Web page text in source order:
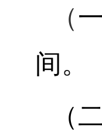
（
间。
（